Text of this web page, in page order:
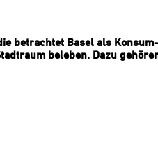
betrachtet Basel als
beleben. Dazu